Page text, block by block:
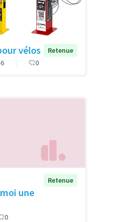
vélos
Retenue
6 0
une
Retenue
0